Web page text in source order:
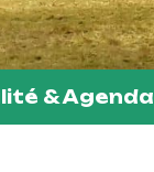
& Agenda